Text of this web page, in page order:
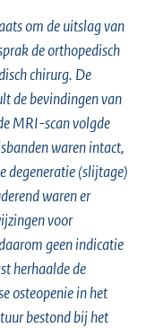
om de uitslag van
de orthopedisch
chirurg. De
de bevindingen van
MRI-scan volgde
waren intact,
degeneratie (slijtage)
waren er
voor
geen indicatie
herhaalde de
osteopenie in het
bestond bij het